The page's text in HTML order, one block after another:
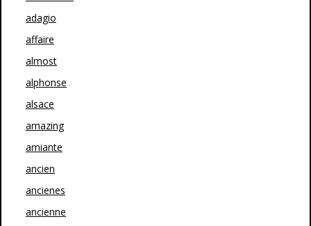
adagio
affaire
almost
alphonse
alsace
amazing
amiante
ancien
ancienes
ancienne